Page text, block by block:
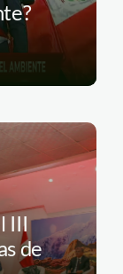
III
de